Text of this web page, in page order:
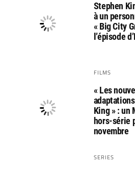
Stephen
à un
« Big City
l’épisode
FILMS
« Les
King » : un
hors-série
novembre
SERIES